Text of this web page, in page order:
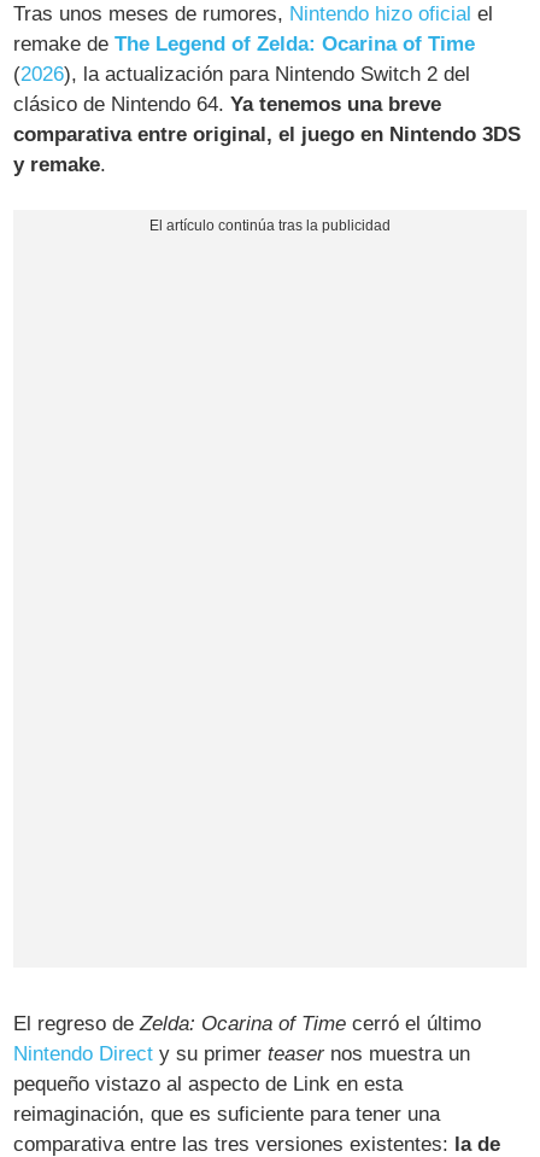
Tras unos meses de rumores, Nintendo hizo oficial el
remake deThe Legend of Zelda: Ocarina of Time
(2026), la actualización para Nintendo Switch 2 del
clásico de Nintendo 64.Ya tenemos una breve
comparativa entre original, el juego en Nintendo 3DS
y remake.
El regreso deZelda: Ocarina of Time cerró el último
Nintendo Direct y su primerteasernos muestra un
pequeño vistazo al aspecto de Link en esta
reimaginación, que es suficiente para tener una
comparativa entre las tres versiones existentes: la de